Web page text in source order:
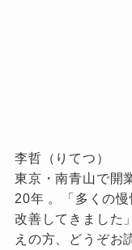
李哲（りてつ）
東京・南青山で開
20年 。「多くの
改善してきました
えの方、どうぞお